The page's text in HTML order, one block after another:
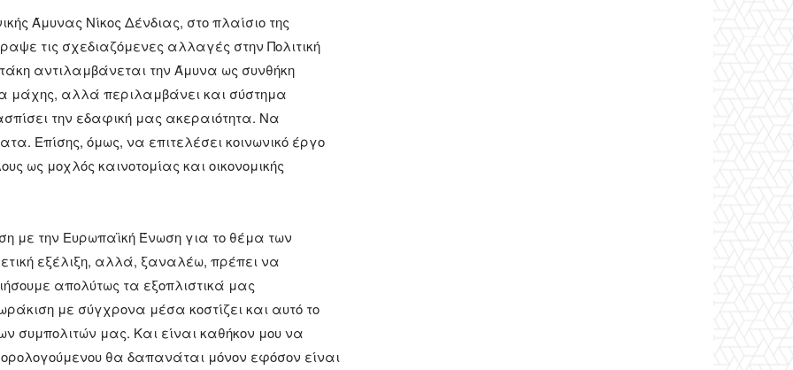
Άμυνας Νίκος Δένδιας, στο πλαίσιο της
τις σχεδιαζόμενες αλλαγές στην Πολιτική
αντιλαμβάνεται την Άμυνα ως συνθήκη
μάχης, αλλά περιλαμβάνει και σύστημα
την εδαφική μας ακεραιότητα. Να
Επίσης, όμως, να επιτελέσει κοινωνικό έργο
ως μοχλός καινοτομίας και οικονομικής
με την Ευρωπαϊκή Ένωση για το θέμα των
εξέλιξη, αλλά, ξαναλέω, πρέπει να
απολύτως τα εξοπλιστικά μας
με σύγχρονα μέσα κοστίζει και αυτό το
συμπολιτών μας. Και είναι καθήκον μου να
θα δαπανάται μόνον εφόσον είναι